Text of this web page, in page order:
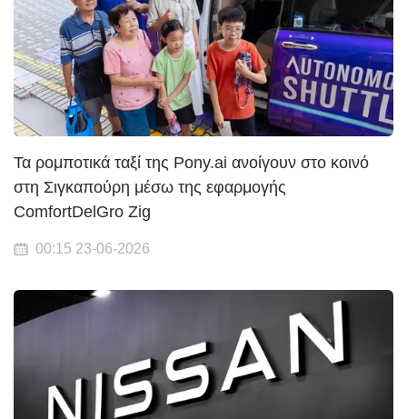
Τα ρομποτικά ταξί της Pony.ai ανοίγουν στο κοινό
στη Σιγκαπούρη μέσω της εφαρμογής
ComfortDelGro Zig
00:15 23-06-2026